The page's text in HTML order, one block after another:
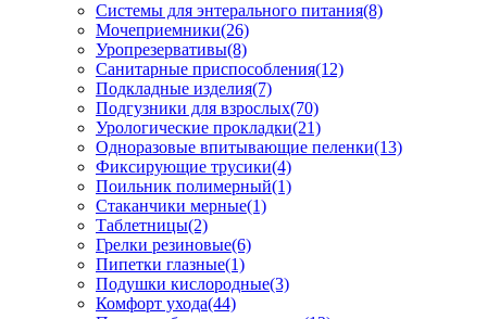
Системы для энтерального питания(8)
Мочеприемники(26)
Уропрезервативы(8)
Санитарные приспособления(12)
Подкладные изделия(7)
Подгузники для взрослых(70)
Урологические прокладки(21)
Одноразовые впитывающие пеленки(13)
Фиксирующие трусики(4)
Поильник полимерный(1)
Стаканчики мерные(1)
Таблетницы(2)
Грелки резиновые(6)
Пипетки глазные(1)
Подушки кислородные(3)
Комфорт ухода(44)